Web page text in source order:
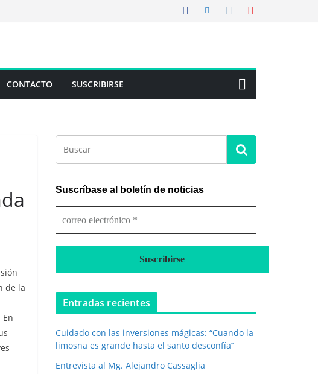
CONTACTO SUSCRIBIRSE
de la
Suscríbase al boletín de noticias
r
r
e
o
l
t
r
n
Entradas recientes
Cuidado con las inversiones mágicas: “Cuando la
limosna es grande hasta el santo desconfía’’
Entrevista al Mg. Alejandro Cassaglia